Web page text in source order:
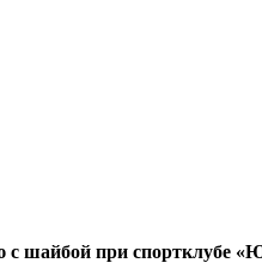
с шайбой при